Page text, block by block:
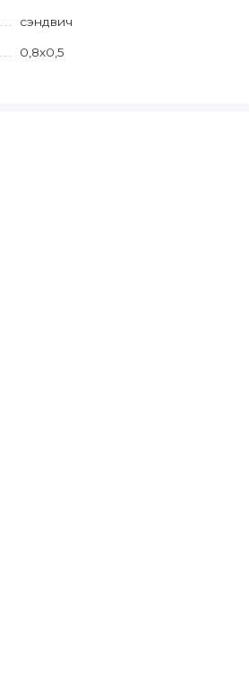
сэндвич
0,8х0,5